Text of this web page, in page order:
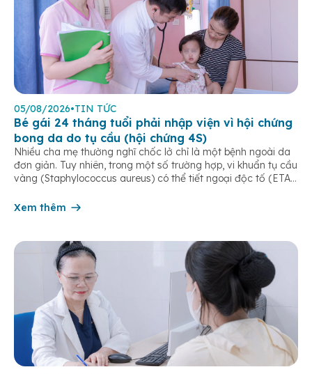
05/08/2026•TIN TỨC
Bé gái 24 tháng tuổi phải nhập viện vì hội chứng
bong da do tụ cầu (hội chứng 4S)
Nhiều cha mẹ thường nghĩ chốc lở chỉ là một bệnh ngoài da
đơn giản. Tuy nhiên, trong một số trường hợp, vi khuẩn tụ cầu
vàng (Staphylococcus aureus) có thể tiết ngoại độc tố (ETA
(Staphylococcal Scalded Skin Syndrome – SSSS) – một […]
Xem thêm